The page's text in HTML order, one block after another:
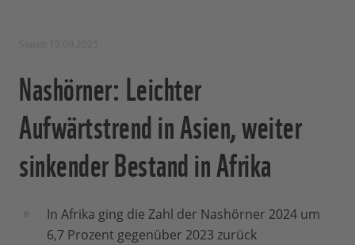
Nashörner: Leichter
Aufwärtstrend in Asien, weiter
sinkender Bestand in Afrika
In Afrika ging die Zahl der Nashörner 2024 um
6,7 Prozent gegenüber 2023 zurück